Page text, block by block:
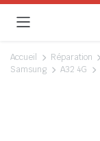
Accueil Réparation
Samsung
A32 4G